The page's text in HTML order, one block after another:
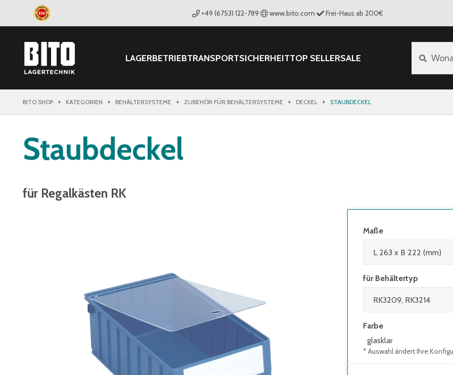
+49 (6753) 122-789 www.bito.com Frei-Haus ab 200€
LAGERBETRIEBTRANSPORTSICHERHEITTOP SELLERSALE
BITO SHOP KATEGORIEN BEHÄLTERSYSTEME ZUBEHÖR FÜR BEHÄLTERSYSTEME DECKEL STAUBDECKEL
Staubdeckel
für Regalkästen RK
Maße
für Behältertyp
Farbe
glasklar
* Auswahl ändert Ihre